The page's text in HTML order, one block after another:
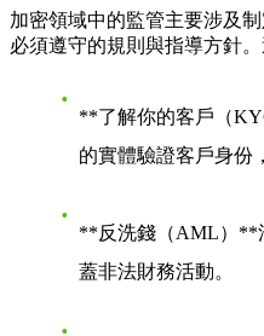
加密領域中的監管主要涉及
必須遵守的規則與指導方針
**了解你的客戶（
的實體驗證客戶身份
**反洗錢（AML）**
蓋非法財務活動。